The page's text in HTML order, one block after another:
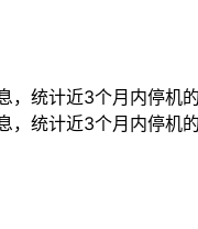
统计近3个月内停机的
统计近3个月内停机的